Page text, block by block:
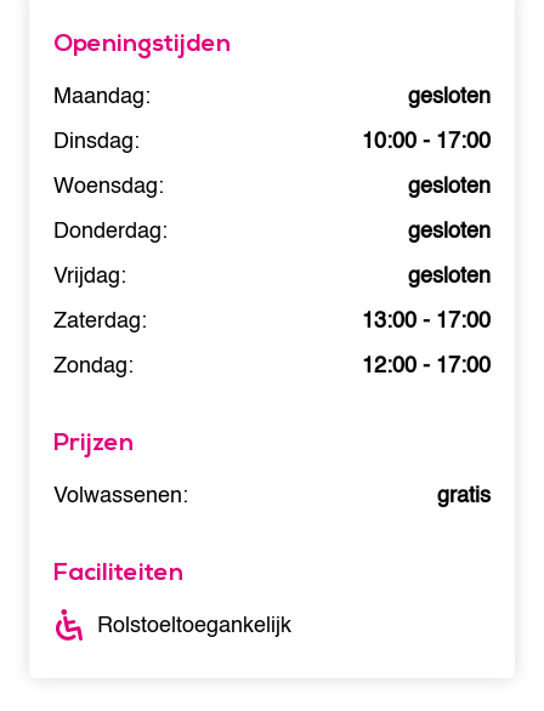
Openingstijden
Maandag:
gesloten
Dinsdag:
10:00 - 17:00
Woensdag:
gesloten
Donderdag:
gesloten
Vrijdag:
gesloten
Zaterdag:
13:00 - 17:00
Zondag:
12:00 - 17:00
Prijzen
Volwassenen: gratis
Faciliteiten
Rolstoeltoegankelijk